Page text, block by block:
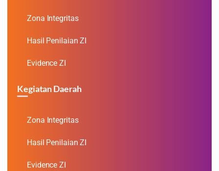
Zona Integritas
Hasil Penilaian ZI
Evidence ZI
Kegiatan Daerah
Zona Integritas
Hasil Penilaian ZI
Evidence ZI